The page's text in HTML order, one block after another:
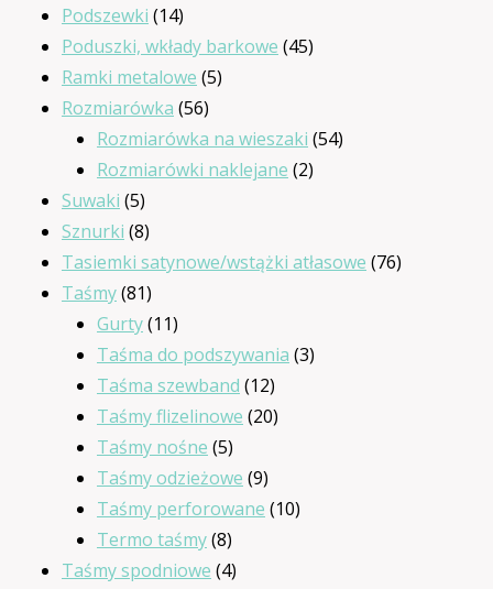
Podszewki 1414
produktów
Poduszki, wkłady barkowe 4545
Ramki metalowe 55
Rozmiarówka 5656
produktów
Rozmiarówka na wieszaki 5454
Rozmiarówki naklejane 22
Suwaki 55
produktów
Sznurki 88
produktów
Tasiemki satynowe/wstążki atłasowe 7676
Taśmy 8181
produktów
Gurty 1111
produktów
Taśma do podszywania 33
Taśma szewband 1212
produktów
Taśmy flizelinowe 2020
Taśmy nośne 55
produktów
Taśmy odzieżowe 99
produktów
Taśmy perforowane 1010
Termo taśmy 88
produktów
Taśmy spodniowe 44